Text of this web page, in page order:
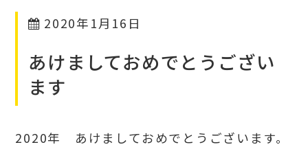
2020年1月16日
あけましておめでとうござい
ます
2020年 あけましておめでとうございます。